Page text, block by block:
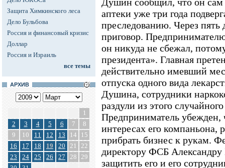
Защита Химкинского леса
Дело Бульбова
Россия и финансовый кризис
Доллар
Россия и Израиль
все темы
АРХИВ
1
2
3 4 5 6 7
8
9
10 11 12 13 14
15
16
17 18 19 20 21
22
23
24 25 26 27 28 29
аптеки уже три года
преследованию. Через
приговор.
он никуда не сбежал,
президента». Главная
действительно имевший
отпуска одного вида
Душина, сотрудники
раздули из этого
Предприниматель убежден,
интересах его
прибрать бизнес к рукам.
директору ФСБ Александру
защитить его и его